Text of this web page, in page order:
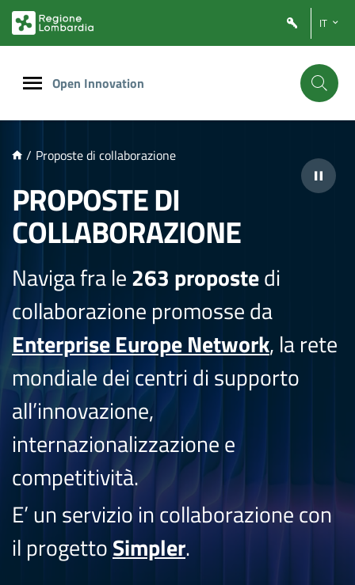
PRINCIPALE
IT
Open Innovation
/ Proposte di collaborazione
PROPOSTE DI
COLLABORAZIONE
Naviga fra le263 propostedi
collaborazione promosse da
Enterprise Europe Network, la rete
mondiale dei centri di supporto
all’innovazione,
internazionalizzazione e
competitività.
E’ un servizio in collaborazione con
il progettoSimpler.